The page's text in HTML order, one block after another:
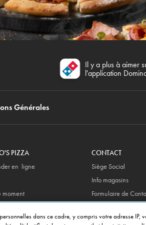
Il y a plus à aimer
l'application
Générales
PIZZA
en ligne
moment
CONTACT
Siège Social
Info magasins
Formulaire de
dans ce cadre, y compris votre adresse IP,